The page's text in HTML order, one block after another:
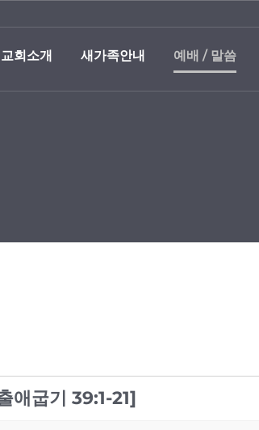
교회소개 새가족안내 예배 / 말씀
애굽기 39:1-21]